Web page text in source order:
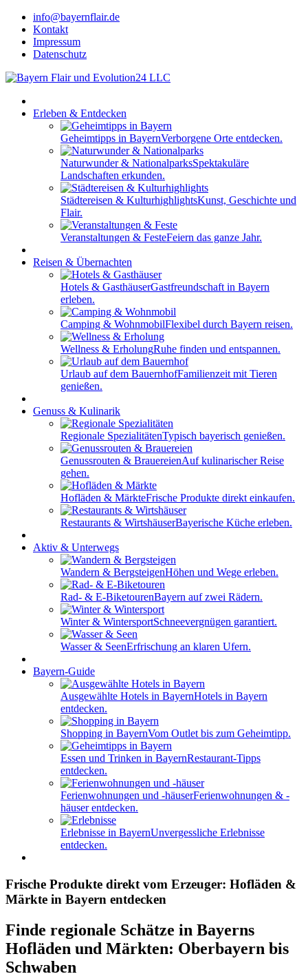
info@bayernflair.de
Kontakt
Impressum
Datenschutz
Erleben & Entdecken
Geheimtipps in BayernVerborgene Orte entdecken.
Naturwunder & NationalparksSpektakuläre
Landschaften erkunden.
Städtereisen & KulturhighlightsKunst, Geschichte und
Flair.
Veranstaltungen & FesteFeiern das ganze Jahr.
Reisen & Übernachten
Hotels & GasthäuserGastfreundschaft in Bayern
erleben.
Camping & WohnmobilFlexibel durch Bayern reisen.
Wellness & ErholungRuhe finden und entspannen.
Urlaub auf dem BauernhofFamilienzeit mit Tieren
genießen.
Genuss & Kulinarik
Regionale SpezialitätenTypisch bayerisch genießen.
Genussrouten & BrauereienAuf kulinarischer Reise
gehen.
Hofläden & MärkteFrische Produkte direkt einkaufen.
Restaurants & WirtshäuserBayerische Küche erleben.
Aktiv & Unterwegs
Wandern & BergsteigenHöhen und Wege erleben.
Rad- & E-BiketourenBayern auf zwei Rädern.
Winter & WintersportSchneevergnügen garantiert.
Wasser & SeenErfrischung an klaren Ufern.
Bayern-Guide
Ausgewählte Hotels in BayernHotels in Bayern
entdecken.
Shopping in BayernVom Outlet bis zum Geheimtipp.
Essen und Trinken in BayernRestaurant-Tipps
entdecken.
Ferienwohnungen und -häuserFerienwohnungen & -
häuser entdecken.
Erlebnisse in BayernUnvergessliche Erlebnisse
entdecken.
Frische Produkte direkt vom Erzeuger: Hofläden &
Märkte in Bayern entdecken
Finde regionale Schätze in Bayerns
Hofläden und Märkten: Oberbayern bis
Schwaben